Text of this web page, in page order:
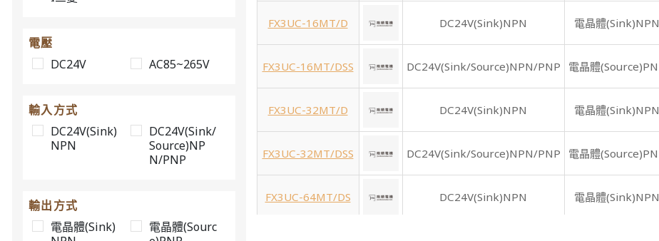
電壓
DC24V
AC85~265V
輸入方式
DC24V(Sink)
NPN
DC24V(Sink/
Source)NP
N/PNP
輸出方式
電晶體(Sink)
電晶體(Sourc
FX3UC-16MT/D DC24V(Sink)NPN 電晶體(Sink)NPN
FX3UC-16MT/DSS DC24V(Sink/Source)NPN/PNP 電晶體
FX3UC-32MT/D DC24V(Sink)NPN 電晶體(Sink)NPN
FX3UC-32MT/DSS DC24V(Sink/Source)NPN/PNP 電晶體
FX3UC-64MT/DS DC24V(Sink)NPN 電晶體(Sink)NPN